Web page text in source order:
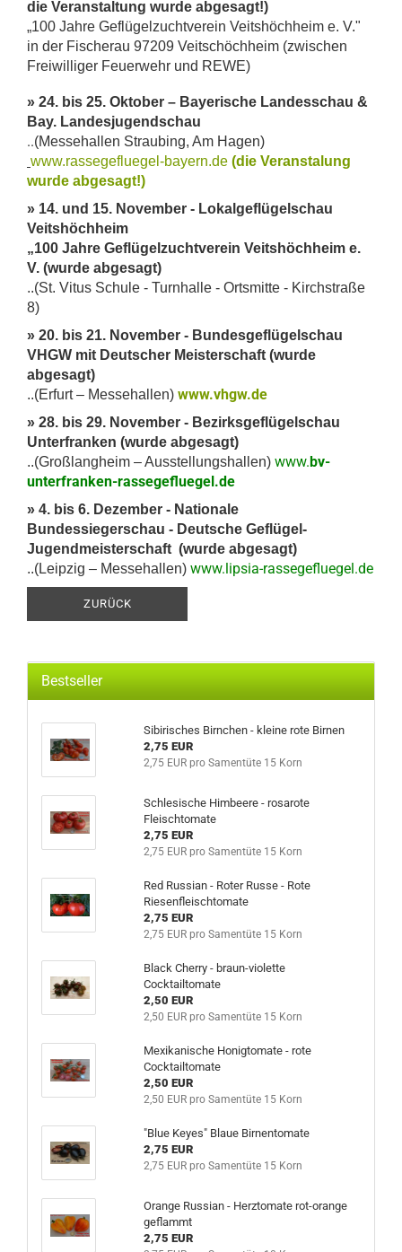
die Veranstaltung wurde abgesagt!)
„100 Jahre Geflügelzuchtverein Veitshöchheim e. V."
in der Fischerau 97209 Veitschöchheim (zwischen
Freiwilliger Feuerwehr und REWE)
» 24. bis 25. Oktober – Bayerische Landesschau &
Bay. Landesjugendschau
..(Messehallen Straubing, Am Hagen)
www.rassegefluegel-bayern.de (die Veranstalung
wurde abgesagt!)
» 14. und 15. November - Lokalgeflügelschau
Veitshöchheim
„100 Jahre Geflügelzuchtverein Veitshöchheim e.
V. (wurde abgesagt)
..(St. Vitus Schule - Turnhalle - Ortsmitte - Kirchstraße
8)
» 20. bis 21. November - Bundesgeflügelschau
VHGW mit Deutscher Meisterschaft (wurde
abgesagt)
..(Erfurt – Messehallen) www.vhgw.de
» 28. bis 29. November - Bezirksgeflügelschau
Unterfranken (wurde abgesagt)
..(Großlangheim – Ausstellungshallen) www.bv-
unterfranken-rassegefluegel.de
» 4. bis 6. Dezember - Nationale
Bundessiegerschau - Deutsche Geflügel-
Jugendmeisterschaft (wurde abgesagt)
..(Leipzig – Messehallen) www.lipsia-rassegefluegel.de
ZURÜCK
Bestseller
Sibirisches Birnchen - kleine rote Birnen
2,75 EUR
2,75 EUR pro Samentüte 15 Korn
Schlesische Himbeere - rosarote
Fleischtomate
2,75 EUR
2,75 EUR pro Samentüte 15 Korn
Red Russian - Roter Russe - Rote
Riesenfleischtomate
2,75 EUR
2,75 EUR pro Samentüte 15 Korn
Black Cherry - braun-violette
Cocktailtomate
2,50 EUR
2,50 EUR pro Samentüte 15 Korn
Mexikanische Honigtomate - rote
Cocktailtomate
2,50 EUR
2,50 EUR pro Samentüte 15 Korn
"Blue Keyes" Blaue Birnentomate
2,75 EUR
2,75 EUR pro Samentüte 15 Korn
Orange Russian - Herztomate rot-orange
geflammt
2,75 EUR